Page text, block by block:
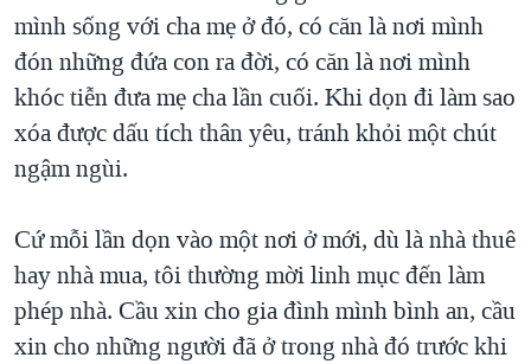
mình sống với cha mẹ ở đó, có căn là nơi mình
đón những đứa con ra đời, có căn là nơi mình
khóc tiễn đưa mẹ cha lần cuối. Khi dọn đi làm sao
xóa được dấu tích thân yêu, tránh khỏi một chút
ngậm ngùi.
Cứ mỗi lần dọn vào một nơi ở mới, dù là nhà thuê
hay nhà mua, tôi thường mời linh mục đến làm
phép nhà. Cầu xin cho gia đình mình bình an, cầu
xin cho những người đã ở trong nhà đó trước khi